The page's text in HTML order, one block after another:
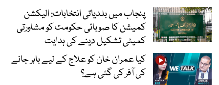
پنجاب میں بلدیاتی انتخابات: الیکشن
کمیشن کا صوبائی حکومت کو مشاورتی
کمیٹی تشکیل دینے کی ہدایت
کیا عمران خان کو علاج کے لیے باہر جانے
کی آفر کی گئی ہے؟